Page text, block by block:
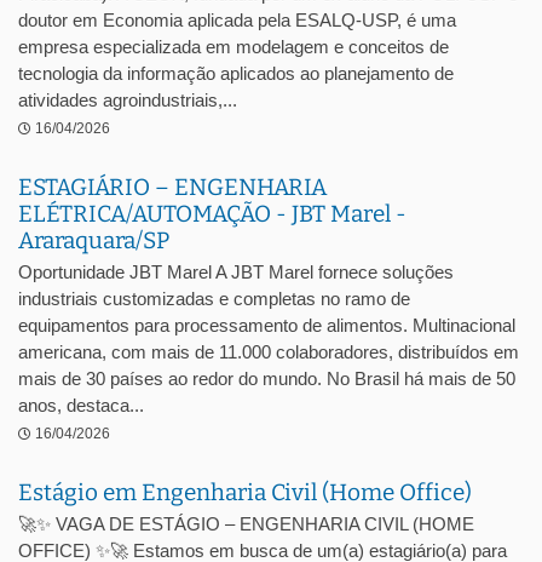
doutor em Economia aplicada pela ESALQ-USP, é uma
empresa especializada em modelagem e conceitos de
tecnologia da informação aplicados ao planejamento de
atividades agroindustriais,...
16/04/2026
ESTAGIÁRIO – ENGENHARIA
ELÉTRICA/AUTOMAÇÃO - JBT Marel -
Araraquara/SP
Oportunidade JBT Marel A JBT Marel fornece soluções
industriais customizadas e completas no ramo de
equipamentos para processamento de alimentos. Multinacional
americana, com mais de 11.000 colaboradores, distribuídos em
mais de 30 países ao redor do mundo. No Brasil há mais de 50
anos, destaca...
16/04/2026
Estágio em Engenharia Civil (Home Office)
🚀✨ VAGA DE ESTÁGIO – ENGENHARIA CIVIL (HOME
OFFICE) ✨🚀 Estamos em busca de um(a) estagiário(a) para